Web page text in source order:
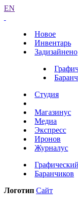
EN
Новое
Инвентарь
Задизайнено
Студия
Магазинус
Медиа
Экспресс
Иронов
Журналус
Баранчиков
Логотип Сайт